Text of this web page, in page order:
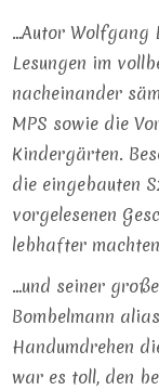
…Autor Wolfgang
Lesungen im
nacheinander
MPS sowie die
Kindergärten.
die eingebauten
vorgelesenen
lebhafter
…und seiner
Bombelmann
Handumdrehen
war es toll, den